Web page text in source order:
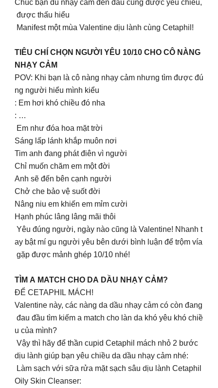
Chúc bạn dù nhạy cảm đến đâu cũng được yêu chiều,
được thấu hiểu
Manifest một mùa Valentine dịu lành cùng Cetaphil!
TIÊU CHÍ CHỌN NGƯỜI YÊU 10/10 CHO CÔ NÀNG
NHẠY CẢM
POV: Khi bạn là cô nàng nhạy cảm nhưng tìm được đú
ng người hiểu mình kiểu
: Em hơi khó chiều đó nha
: …
Em như đóa hoa mặt trời
Sáng lấp lánh khắp muôn nơi
Tim anh đang phát điên vì người
Chỉ muốn chăm em một đời
Anh sẽ đến bên cạnh người
Chở che bảo vệ suốt đời
Nâng niu em khiến em mỉm cười
Hạnh phúc lâng lâng mãi thôi
Yêu đúng người, ngày nào cũng là Valentine! Nhanh t
ay bật mí gu người yêu bên dưới bình luận để trộm vía
gặp được mảnh ghép 10/10 nhé!
TÌM A MATCH CHO DA DẦU NHẠY CẢM?
ĐỂ CETAPHIL MÁCH!
Valentine này, các nàng da dầu nhạy cảm có còn đang
đau đầu tìm kiếm a match cho làn da khó yêu khó chiề
u của mình?
Vậy thì hãy để thần cupid Cetaphil mách nhỏ 2 bước
dịu lành giúp bạn yêu chiều da dầu nhạy cảm nhé:
Làm sạch với sữa rửa mặt sạch sâu dịu lành Cetaphil
Oily Skin Cleanser: